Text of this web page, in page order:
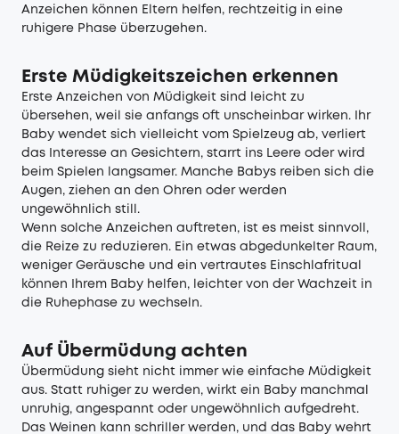
Anzeichen können Eltern helfen, rechtzeitig in eine
ruhigere Phase überzugehen.
Erste Müdigkeitszeichen erkennen
Erste Anzeichen von Müdigkeit sind leicht zu
übersehen, weil sie anfangs oft unscheinbar wirken. Ihr
Baby wendet sich vielleicht vom Spielzeug ab, verliert
das Interesse an Gesichtern, starrt ins Leere oder wird
beim Spielen langsamer. Manche Babys reiben sich die
Augen, ziehen an den Ohren oder werden
ungewöhnlich still.
Wenn solche Anzeichen auftreten, ist es meist sinnvoll,
die Reize zu reduzieren. Ein etwas abgedunkelter Raum,
weniger Geräusche und ein vertrautes Einschlafritual
können Ihrem Baby helfen, leichter von der Wachzeit in
die Ruhephase zu wechseln.
Auf Übermüdung achten
Übermüdung sieht nicht immer wie einfache Müdigkeit
aus. Statt ruhiger zu werden, wirkt ein Baby manchmal
unruhig, angespannt oder ungewöhnlich aufgedreht.
Das Weinen kann schriller werden, und das Baby wehrt